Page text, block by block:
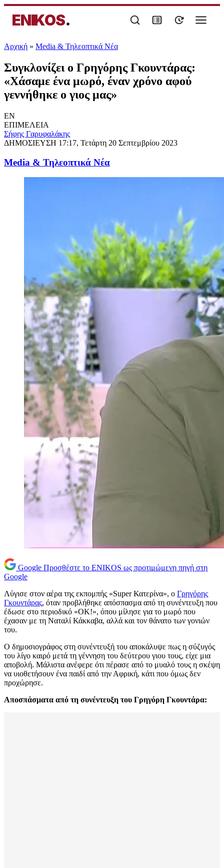
ENIKOS.
Αρχική » Media & Τηλεοπτικά Νέα
Συγκλονίζει ο Γρηγόρης Γκουντάρας:
«Χάσαμε ένα μωρό, έναν χρόνο αφού
γεννήθηκε ο γιος μας»
EN
ΕΠΙΜΕΛΕΙΑ
Σήφης Γαρυφαλάκης
ΔΗΜΟΣΙΕΥΣΗ 17:17, Τετάρτη 20 Σεπτεμβρίου 2023
Media & Τηλεοπτικά Νέα
Google Προσθέστε το ENIKOS ως προτιμώμενη πηγή στη
Google
Λύγισε στον αέρα της εκπομπής «Super Κατερίνα», ο Γρηγόρης
Γκουντάρας, όταν προβλήθηκε απόσπασμα από τη συνέντευξη που
έδωσε στο περιοδικό «ΟΚ!», όπου μίλησε για το μωρό που
έχασαν με τη Ναταλί Κάκκαβα, αλλά και τον θάνατο των γονιών
του.
Ο δημοσιογράφος στη συνέντευξή του αποκάλυψε πως η σύζυγός
του λίγο καιρό μετά τη γέννηση του δεύτερου γιου τους, είχε μια
αποβολή. Μάλιστα ανέφερε ότι πέρασε από το μυαλό τους η σκέψη
να υιοθετήσουν ένα παιδί από την Αφρική, κάτι που όμως δεν
προχώρησε.
Αποσπάσματα από τη συνέντευξη του Γρηγόρη Γκουντάρα: